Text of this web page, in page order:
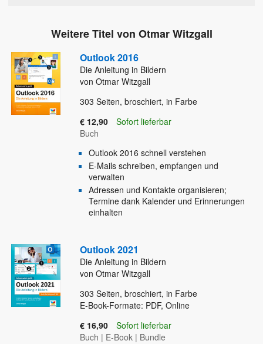
Weitere Titel von Otmar Witzgall
Outlook 2016
Die Anleitung in Bildern
von Otmar Witzgall
303 Seiten, broschiert, in Farbe
€ 12,90
Sofort lieferbar
Buch
Outlook 2016 schnell verstehen
E-Mails schreiben, empfangen und
verwalten
Adressen und Kontakte organisieren;
Termine dank Kalender und Erinnerungen
einhalten
Outlook 2021
Die Anleitung in Bildern
von Otmar Witzgall
303 Seiten, broschiert, in Farbe
E-Book-Formate: PDF, Online
€ 16,90
Sofort lieferbar
Buch | E-Book | Bundle